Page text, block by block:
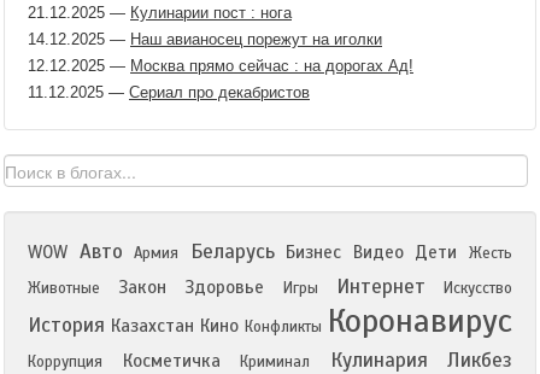
21.12.2025 — Кулинарии пост : нога
14.12.2025 — Наш авианосец порежут на иголки
12.12.2025 — Москва прямо сейчас : на дорогах Ад!
11.12.2025 — Сериал про декабристов
WOW Авто Армия Беларусь Бизнес Видео Дети
Жесть
Животные
Закон Здоровье Игры Интернет Искусство
История Казахстан Кино Конфликты Коронавирус
Коррупция Косметичка Криминал Кулинария Ликбез